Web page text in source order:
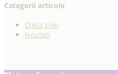
Categorii articole
Dieta zilei
Noutati